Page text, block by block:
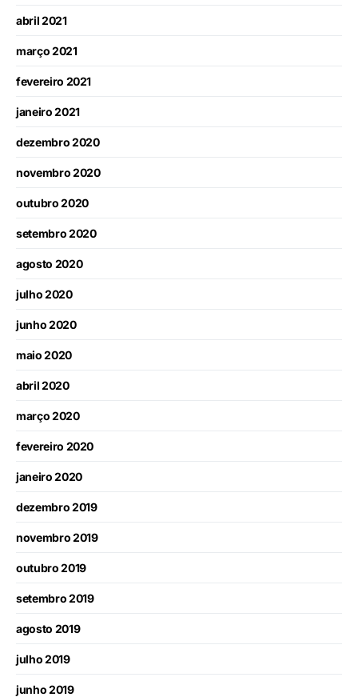
abril 2021
março 2021
fevereiro 2021
janeiro 2021
dezembro 2020
novembro 2020
outubro 2020
setembro 2020
agosto 2020
julho 2020
junho 2020
maio 2020
abril 2020
março 2020
fevereiro 2020
janeiro 2020
dezembro 2019
novembro 2019
outubro 2019
setembro 2019
agosto 2019
julho 2019
junho 2019